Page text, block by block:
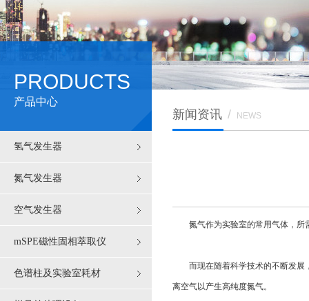
PRODUCTS
产品中心
氢气发生器
氮气发生器
空气发生器
mSPE磁性固相萃取仪
色谱柱及实验室耗材
新闻资讯 / NEWS
氮气作为实验室的常用气体，所需
而现在随着科学技术的不断发展，
离空气以产生高纯度氮气。